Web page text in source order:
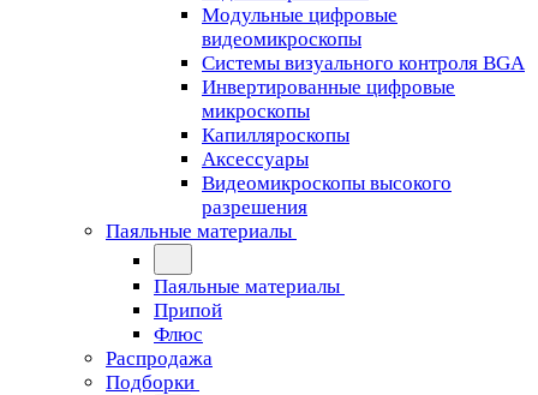
Модульные цифровые
видеомикроскопы
Cистемы визуального контроля BGA
Инвертированные цифровые
микроскопы
Капилляроскопы
Аксессуары
Видеомикроскопы высокого
разрешения
Паяльные материалы
Паяльные материалы
Припой
Флюс
Распродажа
Подборки